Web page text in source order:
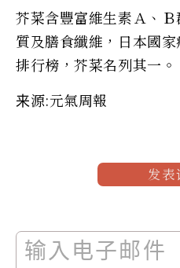
芥菜含豐富維生素Ａ、
質及膳食纖維，日本國
排行榜，芥菜名列其一。
来源:元氣周報
发表